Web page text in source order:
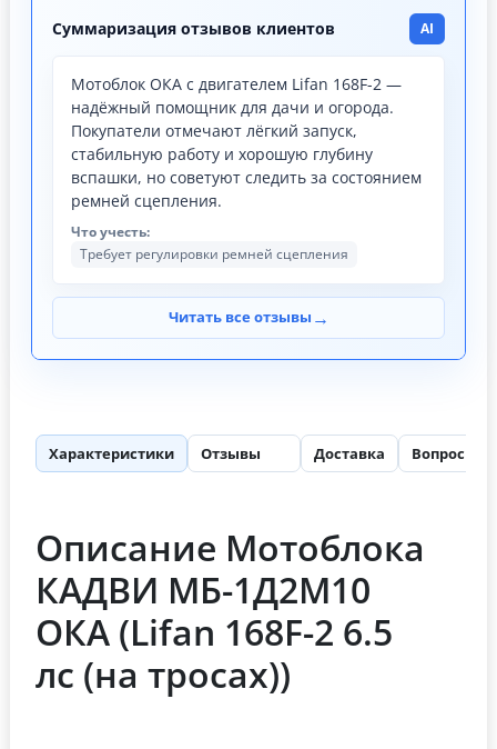
Суммаризация отзывов клиентов AI
Мотоблок ОКА с двигателем Lifan 168F-2 —
надёжный помощник для дачи и огорода.
Покупатели отмечают лёгкий запуск,
стабильную работу и хорошую глубину
вспашки, но советуют следить за состоянием
ремней сцепления.
Что учесть:
Требует регулировки ремней сцепления
Читать все отзывы →
Характеристики Отзывы Доставка Вопросы
Описание Мотоблока
КАДВИ МБ-1Д2М10
ОКА (Lifan 168F-2 6.5
лс (на тросах))